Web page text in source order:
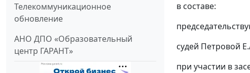
Телекоммуникационное
обновление
АНО ДПО «Образовательный
центр ГАРАНТ»
в составе:
судей Петровой
при участии в